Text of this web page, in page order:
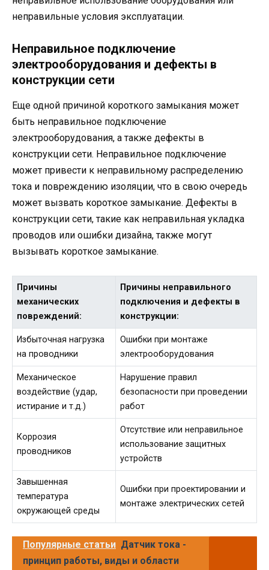
неправильные условия эксплуатации.
Неправильное подключение
электрооборудования и дефекты в
конструкции сети
Еще одной причиной короткого замыкания может
быть неправильное подключение
электрооборудования, а также дефекты в
конструкции сети. Неправильное подключение
может привести к неправильному распределению
тока и повреждению изоляции, что в свою очередь
может вызвать короткое замыкание. Дефекты в
конструкции сети, такие как неправильная укладка
проводов или ошибки дизайна, также могут
вызывать короткое замыкание.
Причины
механических
повреждений:
Причины неправильного
подключения и дефекты в
конструкции:
Избыточная нагрузка
на проводники
Ошибки при монтаже
электрооборудования
Механическое
воздействие (удар,
истирание и т.д.)
Нарушение правил
безопасности при проведении
работ
Коррозия
проводников
Отсутствие или неправильное
использование защитных
устройств
Завышенная
температура
окружающей среды
Ошибки при проектировании и
монтаже электрических сетей
Популярные статьи Датчик тока -
принцип работы, виды и области